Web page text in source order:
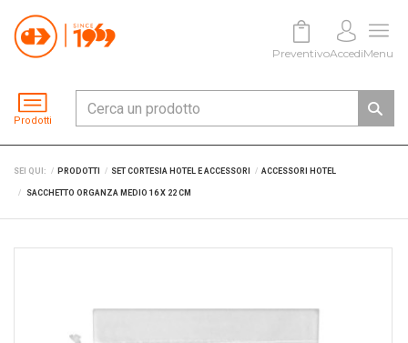
Prodotti
PreventivoAccediMenu
SEI QUI: PRODOTTI SET CORTESIA HOTEL E ACCESSORI ACCESSORI HOTEL
SACCHETTO ORGANZA MEDIO 16 X 22 CM